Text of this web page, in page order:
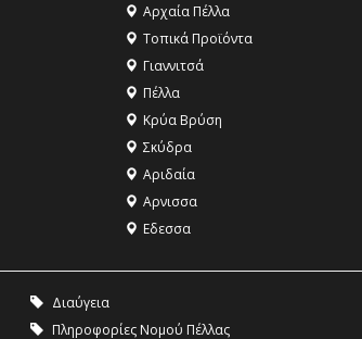
Αρχαία Πέλλα
Τοπικά Προϊόντα
Γιαννιτσά
Πέλλα
Κρύα Βρύση
Σκύδρα
Αριδαία
Aρνισσα
Eδεσσα
Διαύγεια
Πληροφορίες Νομού Πέλλας